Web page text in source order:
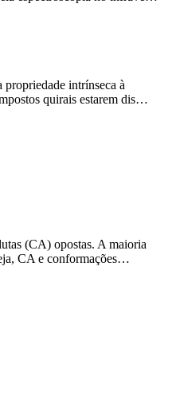
propriedade intrínseca à
quirais estarem dis…
(CA) opostas. A maioria
CA e conformações…